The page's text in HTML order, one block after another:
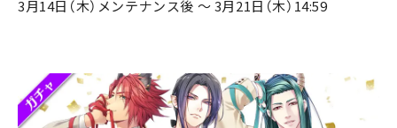
3月14日（木）メンテナンス後 ～ 3月21日（木）14:59